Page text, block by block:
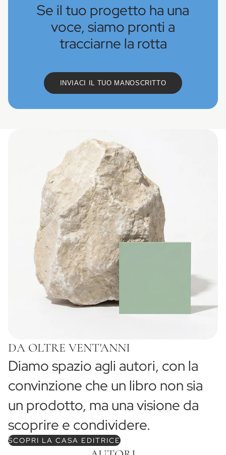
Se il tuo progetto ha una
voce, siamo pronti a
tracciarne la rotta
INVIACI IL TUO MANOSCRITTO
DA OLTRE VENT'ANNI
Diamo spazio agli autori, con la
convinzione che un libro non sia
un prodotto, ma una visione da
scoprire e condividere.
SCOPRI LA CASA EDITRICE